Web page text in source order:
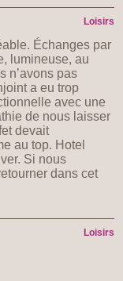
Loisirs
Échanges par
lumineuse, au
n’avons pas
a eu trop
avec une
de nous laisser
devait
au top. Hotel
Si nous
dans cet
Loisirs